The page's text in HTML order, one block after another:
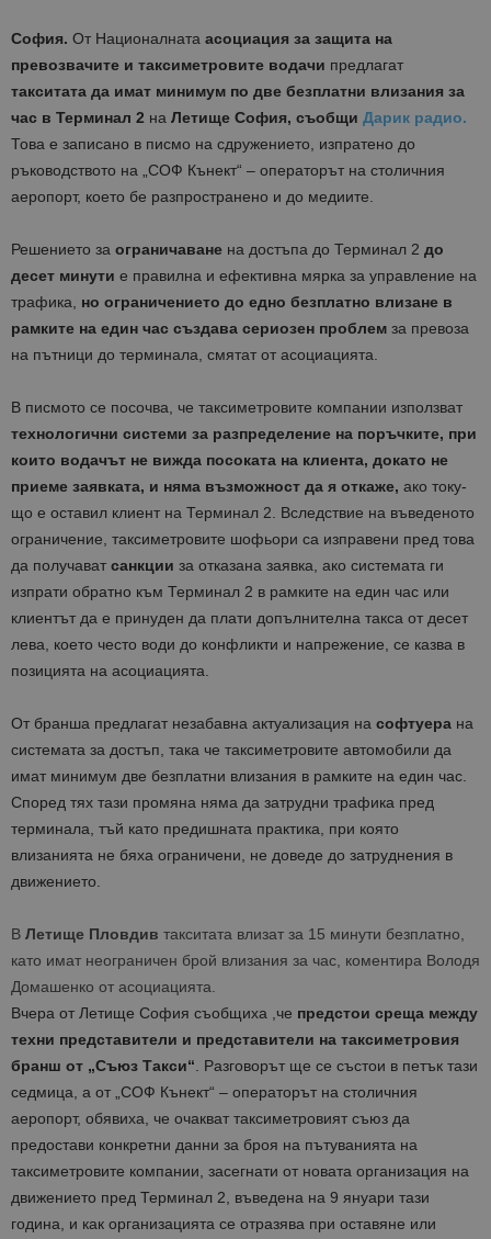
София. От Националната асоциация за защита на
превозвачите и таксиметровите водачи предлагат
такситата да имат минимум по две безплатни влизания за
час в Терминал 2 на Летище София, съобщи Дарик радио.
Това е записано в писмо на сдружението, изпратено до
ръководството на „СОФ Кънект“ – операторът на столичния
аеропорт, което бе разпространено и до медиите.
Решението за ограничаване на достъпа до Терминал 2 до
десет минути е правилна и ефективна мярка за управление на
трафика, но ограничението до едно безплатно влизане в
рамките на един час създава сериозен проблем за превоза
на пътници до терминала, смятат от асоциацията.
В писмото се посочва, че таксиметровите компании използват
технологични системи за разпределение на поръчките, при
които водачът не вижда посоката на клиента, докато не
приеме заявката, и няма възможност да я откаже, ако току-
що е оставил клиент на Терминал 2. Вследствие на въведеното
ограничение, таксиметровите шофьори са изправени пред това
да получават санкции за отказана заявка, ако системата ги
изпрати обратно към Терминал 2 в рамките на един час или
клиентът да е принуден да плати допълнителна такса от десет
лева, което често води до конфликти и напрежение, се казва в
позицията на асоциацията.
От бранша предлагат незабавна актуализация на софтуера на
системата за достъп, така че таксиметровите автомобили да
имат минимум две безплатни влизания в рамките на един час.
Според тях тази промяна няма да затрудни трафика пред
терминала, тъй като предишната практика, при която
влизанията не бяха ограничени, не доведе до затруднения в
движението.
В Летище Пловдив такситата влизат за 15 минути безплатно,
като имат неограничен брой влизания за час, коментира Володя
Домашенко от асоциацията.
Вчера от Летище София съобщиха ,че предстои среща между
техни представители и представители на таксиметровия
бранш от „Съюз Такси“. Разговорът ще се състои в петък тази
седмица, а от „СОФ Кънект“ – операторът на столичния
аеропорт, обявиха, че очакват таксиметровият съюз да
предостави конкретни данни за броя на пътуванията на
таксиметровите компании, засегнати от новата организация на
движението пред Терминал 2, въведена на 9 януари тази
година, и как организацията се отразява при оставяне или